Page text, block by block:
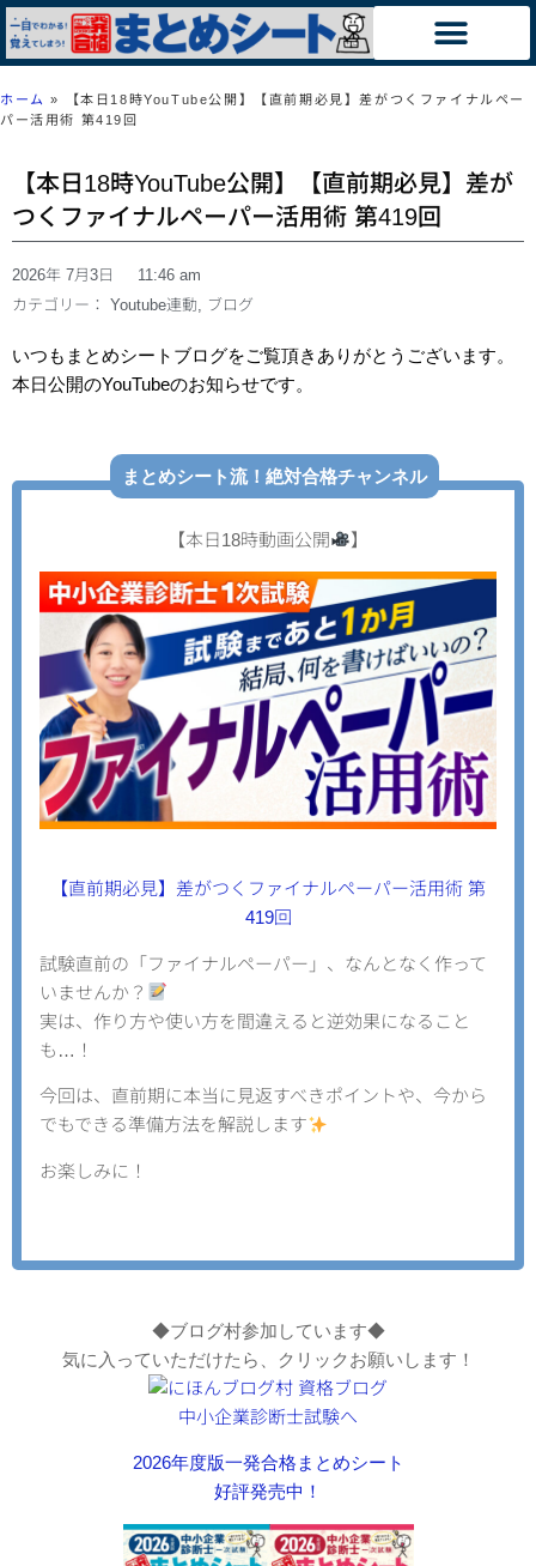
ホーム »
【本日18時YouTube公開】【直前期必見】差がつくファイナルペー
パー活用術 第419回
【本日18時YouTube公開】【直前期必見】差が
つくファイナルペーパー活用術 第419回
2026年 7月3日
11:46 am
カテゴリー： Youtube連動, ブログ
いつもまとめシートブログをご覧頂きありがとうございます。
本日公開のYouTubeのお知らせです。
まとめシート流！絶対合格チャンネル
【本日18時動画公開 】
【直前期必見】差がつくファイナルペーパー活用術 第
419回
試験直前の「ファイナルペーパー」、なんとなく作って
いませんか？
実は、作り方や使い方を間違えると逆効果になること
も…！
今回は、直前期に本当に見返すべきポイントや、今から
でもできる準備方法を解説します
お楽しみに！
◆ブログ村参加しています◆
気に入っていただけたら、クリックお願いします！
2026年度版一発合格まとめシート
好評発売中！